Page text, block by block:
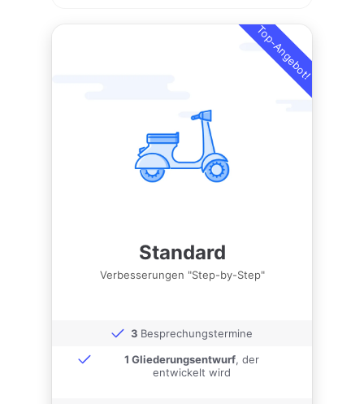
Standard
Verbesserungen "Step-by-Step"
3 Besprechungstermine
1 Gliederungsentwurf, der
entwickelt wird
Top-Angebot!